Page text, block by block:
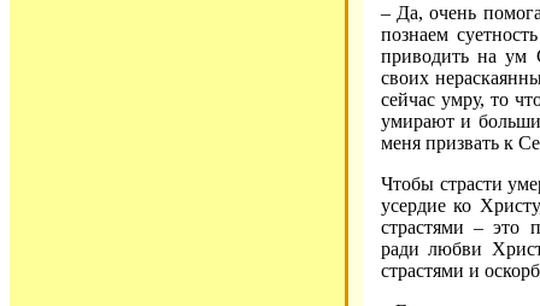
– Да, очень
познаем
приводить на ум
своих
сейчас умру, то
умирают и
меня призвать к
Чтобы страсти
усердие ко
страстями – это
ради любви
страстями и